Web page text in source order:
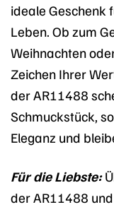
ideale Geschenk
Leben. Ob zum
Weihnachten
Zeichen Ihrer
der AR11488
Schmuckstück,
Eleganz und
Für die Liebste:
der AR11488